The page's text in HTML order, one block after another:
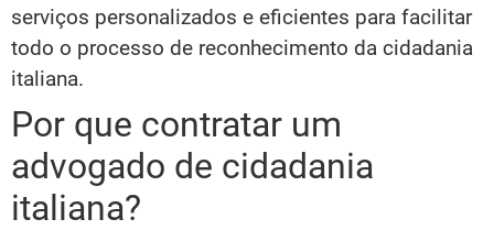
serviços personalizados e eficientes para facilitar
todo o processo de reconhecimento da cidadania
italiana.
Por que contratar um
advogado de cidadania
italiana?